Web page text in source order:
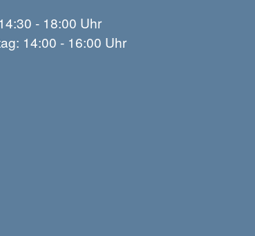
- 18:00 Uhr
14:00 - 16:00 Uhr